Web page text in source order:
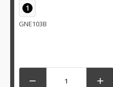
1
GNE103B
 